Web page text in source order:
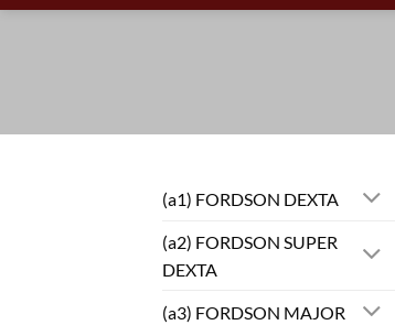
(a1) FORDSON DEXTA
(a2) FORDSON SUPER
DEXTA
(a3) FORDSON MAJOR